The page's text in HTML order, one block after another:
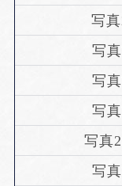
写
写
写
写
写真
写